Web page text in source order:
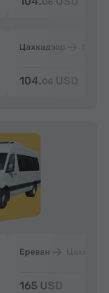
Цахкадзор
104.06 USD
Ереван
165 USD